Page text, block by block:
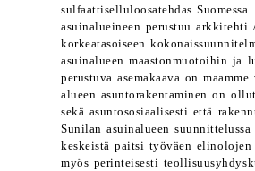
sulfaattiselluloosatehdas
asuinalueineen perustuu arkkitehti
korkeatasoiseen
asuinalueen maastonmuotoihin ja
perustuva asemakaava on
alueen asuntorakentaminen on
sekä asuntososiaalisesti että
Sunilan asuinalueen
keskeistä paitsi työväen elinolojen
myös perinteisesti